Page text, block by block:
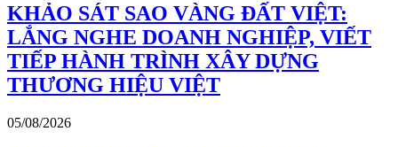
KHẢO SÁT SAO VÀNG ĐẤT VIỆT:
LẮNG NGHE DOANH NGHIỆP, VIẾT
TIẾP HÀNH TRÌNH XÂY DỰNG
THƯƠNG HIỆU VIỆT
05/08/2026